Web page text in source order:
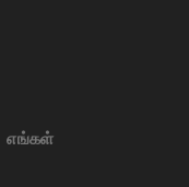
எங்கள்